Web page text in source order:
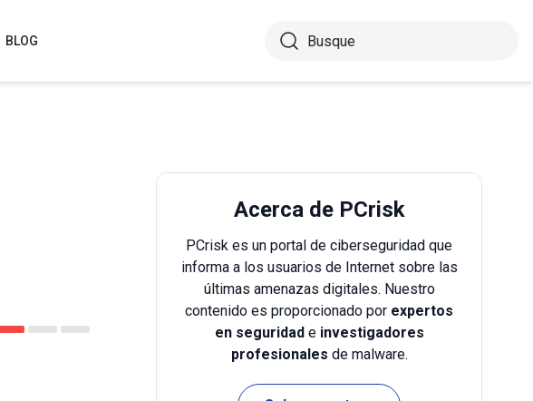
BLOG
Acerca de PCrisk
PCrisk es un portal de ciberseguridad que
informa a los usuarios de Internet sobre las
últimas amenazas digitales. Nuestro
contenido es proporcionado por expertos
en seguridade investigadores
profesionales de malware.